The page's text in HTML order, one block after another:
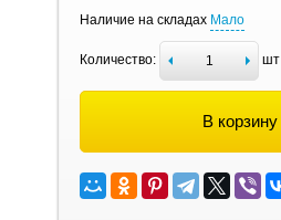
Наличие на складах Мало
Количество: шт
В корзину